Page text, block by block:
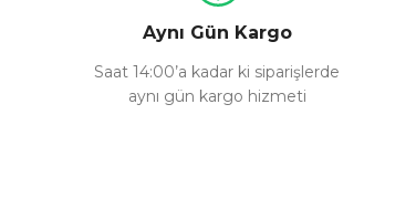
Aynı Gün Kargo
Saat 14:00’a kadar ki siparişlerde
aynı gün kargo hizmeti